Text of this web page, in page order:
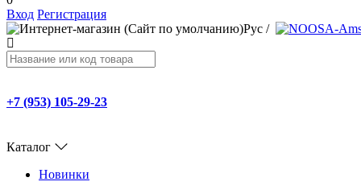
Вход Регистрация
Рус /
+7 (953) 105-29-23
Каталог
Новинки